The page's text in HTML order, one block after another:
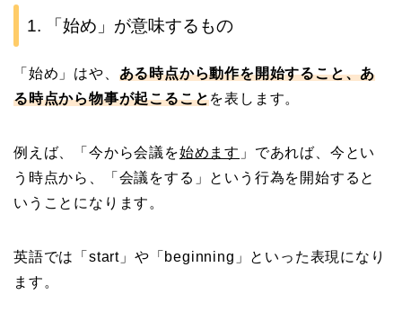
1. 「始め」が意味するもの
「始め」はや、 ある時点から動作を開始すること、あ
る時点から物事が起こることを表します。
例えば、「今から会議を始めます 」であれば、今とい
う時点から、「会議をする」という行為を開始すると
いうことになります。
英語では「start」や「beginning」といった表現になり
ます。